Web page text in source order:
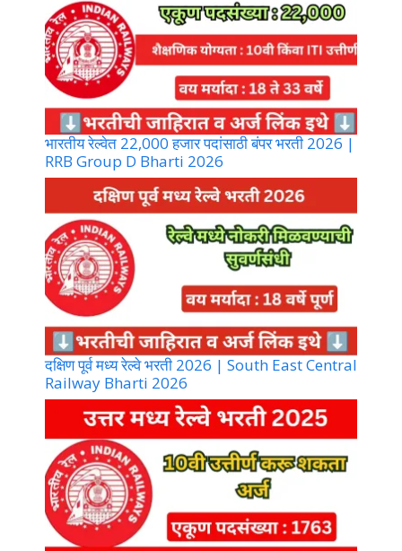
भारतीय रेल्वेत 22,000 हजार पदांसाठी बंपर भरती 2026 |
RRB Group D Bharti 2026
दक्षिण पूर्व मध्य रेल्वे भरती 2026 | South East Central
Railway Bharti 2026